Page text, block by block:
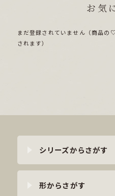
お気
まだ登録されていません（商品の
されます）
シリーズからさがす
形からさがす